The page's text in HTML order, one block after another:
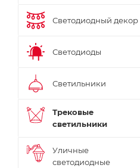
Светодиодный декор
Светодиоды
Светильники
Трековые
светильники
Уличные
светодиодные